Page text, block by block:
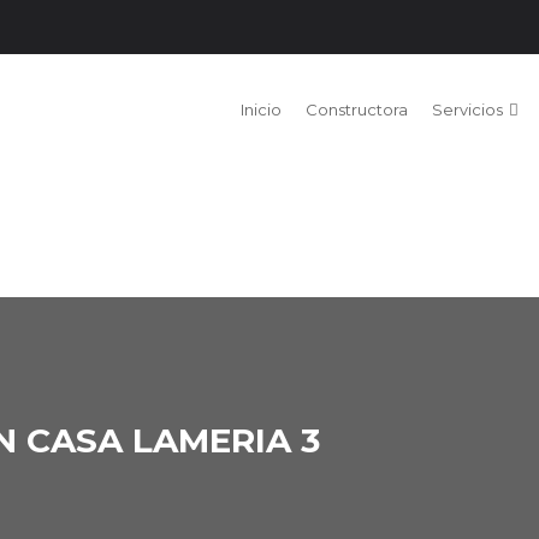
Inicio Constructora Servicios
CASA LAMERIA 3